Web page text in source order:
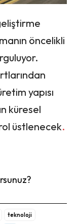
öncelikli
yapısı
küresel
üstlenecek.
teknoloji